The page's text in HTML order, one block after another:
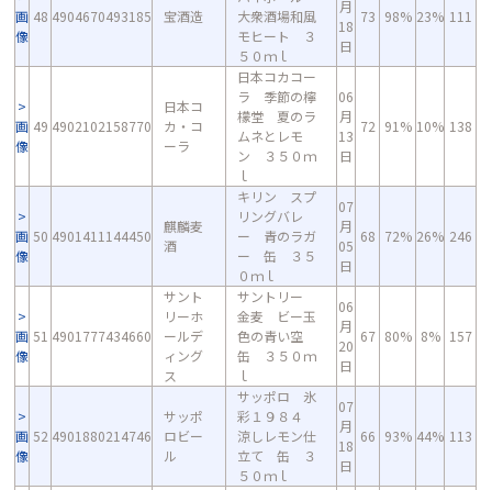
画
像
48 4904670493185 宝酒造
大衆酒場和風
モヒート ３
５０ｍｌ
月
18
日
73 98% 23% 111
画
像
49 4902102158770
日本コ
カ・コ
ーラ
日本コカコー
ラ 季節の檸
檬堂 夏のラ
ムネとレモ
ン ３５０ｍ
ｌ
06
月
13
日
72 91% 10% 138
画
像
50 4901411144450
麒麟麦
酒
キリン スプ
リングバレ
ー 青のラガ
ー 缶 ３５
０ｍｌ
07
月
05
日
68 72% 26% 246
画
像
51 4901777434660
サント
リーホ
ールデ
ィング
ス
サントリー
金麦 ビー玉
色の青い空
缶 ３５０ｍ
ｌ
06
月
20
日
67 80% 8% 157
画
像
52 4901880214746
サッポ
ロビー
ル
サッポロ 氷
彩１９８４
涼しレモン仕
立て 缶 ３
５０ｍｌ
07
月
18
日
66 93% 44% 113